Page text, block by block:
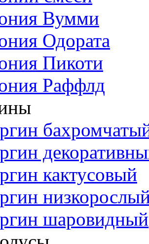
Вумми
Одората
Пикоти
Раффлд
кактусовый
шаровидный